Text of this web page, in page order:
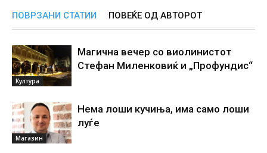
ПОВРЗАНИ СТАТИИ ПОВЕЌЕ ОД АВТОРОТ
Култура
Магична вечер со виолинистот
Стефан Миленковиќ и „Профундис“
Магазин
Нема лоши кучиња, има само лоши
луѓе